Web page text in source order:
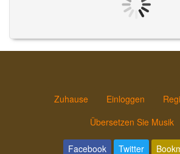
Zuhause Einloggen
Übersetzen Sie Musik
Facebook Twitter